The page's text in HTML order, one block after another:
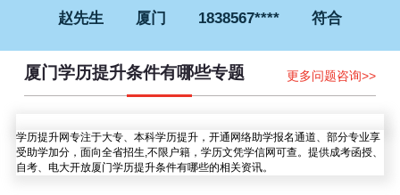
赵先生
厦门 1838567****
符合
孙女士
南平 1827645****
符合
钟女士
厦门 1832373****
符合
王女士
泉州 1828035****
符合
林先生
漳州 1837613****
厦门学历提升条件有哪些专题 更多问题咨询>>
学历提升网专注于大专、本科学历提升，开通网络助学报名通道、部分专业享
受助学加分，面向全省招生,不限户籍，学历文凭学信网可查。提供成考函授、
自考、电大开放厦门学历提升条件有哪些的相关资讯。